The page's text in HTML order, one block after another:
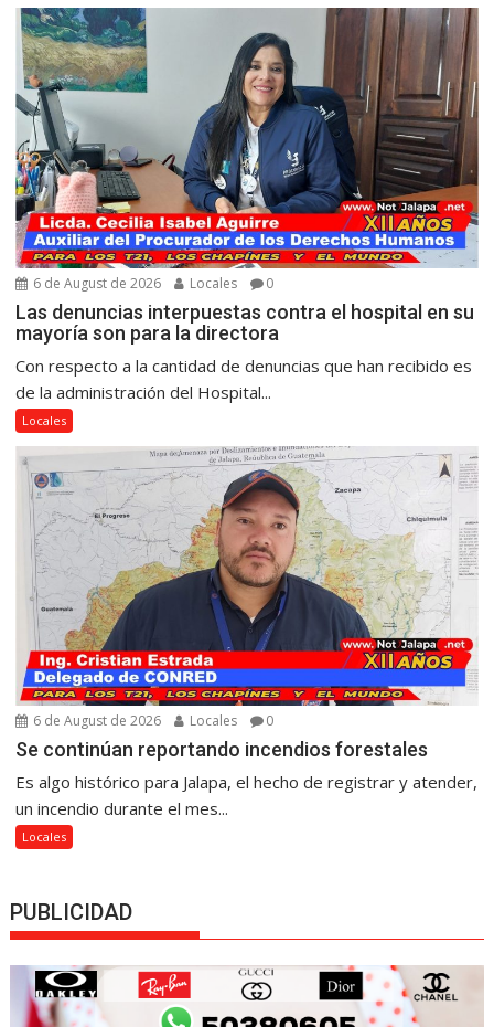
6 de August de 2026 Locales 0
Las denuncias interpuestas contra el hospital en su
mayoría son para la directora
Con respecto a la cantidad de denuncias que han recibido es
de la administración del Hospital...
Locales
6 de August de 2026 Locales 0
Se continúan reportando incendios forestales
Es algo histórico para Jalapa, el hecho de registrar y atender,
un incendio durante el mes...
Locales
PUBLICIDAD